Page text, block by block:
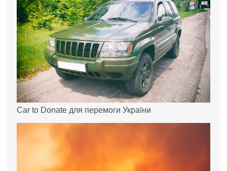
Car to Donate для перемоги України